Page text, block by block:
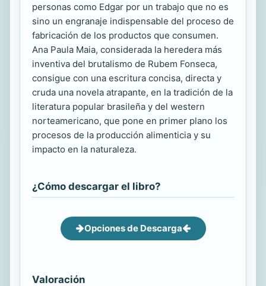
personas como Edgar por un trabajo que no es
sino un engranaje indispensable del proceso de
fabricación de los productos que consumen.
Ana Paula Maia, considerada la heredera más
inventiva del brutalismo de Rubem Fonseca,
consigue con una escritura concisa, directa y
cruda una novela atrapante, en la tradición de la
literatura popular brasileña y del western
norteamericano, que pone en primer plano los
procesos de la producción alimenticia y su
impacto en la naturaleza.
¿Cómo descargar el libro?
Opciones de Descarga
Valoración